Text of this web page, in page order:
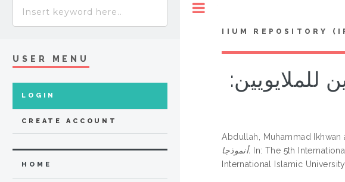
IIUM REPOSITORY
للملايويين:
Abdullah, Muhammad Ikhwan
أنموذجا.
In: The 5th
International Islamic
USER MENU
LOGIN
CREATE ACCOUNT
HOME